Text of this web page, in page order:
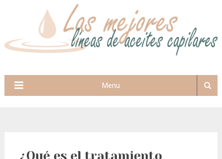
Menu
¿Qué es el tratamiento